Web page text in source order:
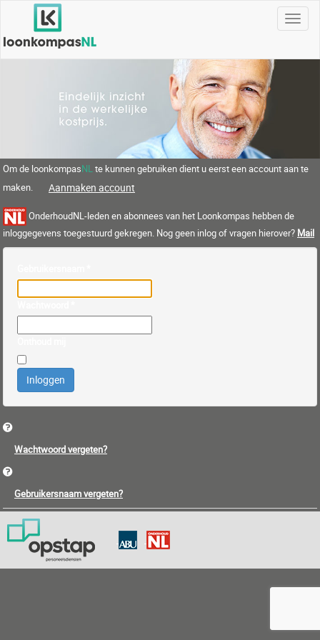
Menu
Om de loonkompasNLte kunnen gebruiken dient u eerst een account aan te
maken.
Aanmaken account
OnderhoudNL-leden en abonnees van het Loonkompas hebben de
inloggegevens toegestuurd gekregen. Nog geen inlog of vragen hierover? Mail
Inloggen
Wachtwoord vergeten?
Gebruikersnaam vergeten?